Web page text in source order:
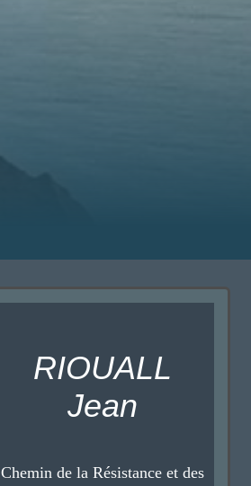
RIOUALL
Jean
Chemin de la Résistance et des